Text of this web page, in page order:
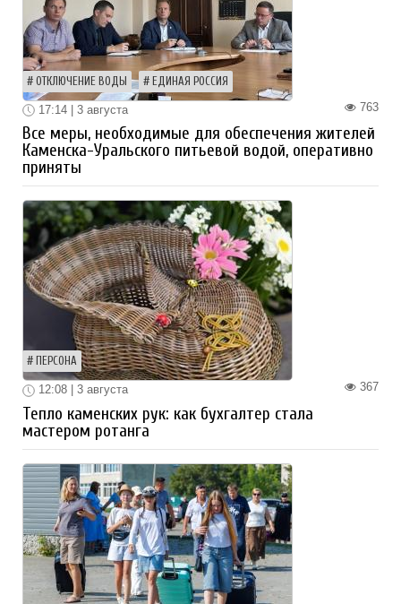
ОТКЛЮЧЕНИЕ ВОДЫ ЕДИНАЯ РОССИЯ
763
17:14 | 3 августа
Все меры, необходимые для обеспечения жителей
Каменска-Уральского питьевой водой, оперативно
приняты
ПЕРСОНА
367
12:08 | 3 августа
Тепло каменских рук: как бухгалтер стала
мастером ротанга